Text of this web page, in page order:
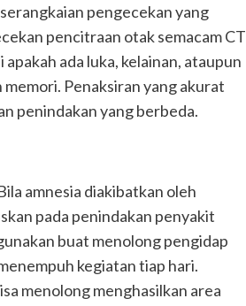
pengecekan yang
pencitraan otak semacam CT
ada luka, kelainan, ataupun
Penaksiran yang akurat
penindakan yang berbeda.
amnesia diakibatkan oleh
pada penindakan penyakit
buat menolong pengidap
kegiatan tiap hari.
menolong menghasilkan area